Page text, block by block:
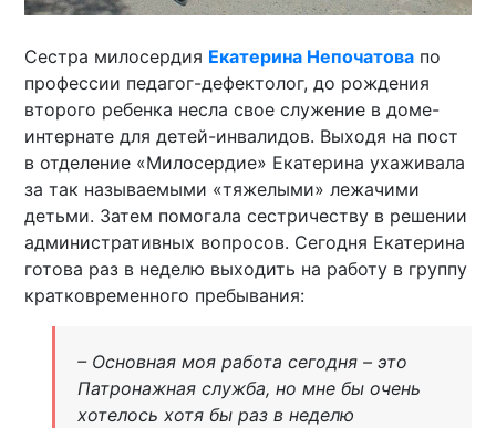
Сестра милосердия Екатерина Непочатова по
профессии педагог-дефектолог, до рождения
второго ребенка несла свое служение в доме-
интернате для детей-инвалидов. Выходя на пост
в отделение «Милосердие» Екатерина ухаживала
за так называемыми «тяжелыми» лежачими
детьми. Затем помогала сестричеству в решении
административных вопросов. Сегодня Екатерина
готова раз в неделю выходить на работу в группу
кратковременного пребывания:
– Основная моя работа сегодня – это
Патронажная служба, но мне бы очень
хотелось хотя бы раз в неделю